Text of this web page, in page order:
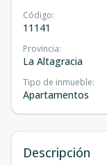
Código:
11141
Provincia:
La Altagracia
Tipo de inmueble:
Apartamentos
Descripción